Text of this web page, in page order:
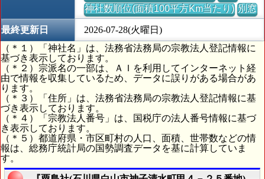
神社数順位(面積100平方Km当たり) 別窓
最終更新日
2026-07-28(火曜日)
（＊１）「神社名」は、法務省法務局の宗教法人登記情報に
基づき表示しております。
（＊２）宗派名の一部は、ＡＩを利用してインターネット経
由で情報を収集しているため、データに誤りがある場合があ
ります。
（＊３）「住所」は、法務省法務局の宗教法人登記情報に基
づき表示しております。
（＊４）「宗教法人番号」は、国税庁の法人番号情報に基づ
き表示しております。
（＊５）都道府県・市区町村の人口、面積、世帯数などの情
報は、総務庁統計局の国勢調査データを基に計算していま
す。